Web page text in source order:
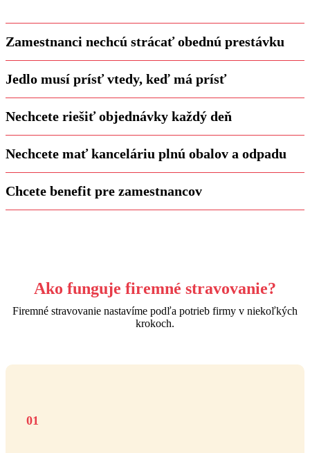
Zamestnanci nechcú strácať obednú prestávku
Jedlo musí prísť vtedy, keď má prísť
Nechcete riešiť objednávky každý deň
Nechcete mať kanceláriu plnú obalov a odpadu
Chcete benefit pre zamestnancov
Ako funguje firemné stravovanie?
Firemné stravovanie nastavíme podľa potrieb firmy v niekoľkých
krokoch.
01